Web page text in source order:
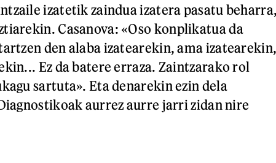
izatetik zaindua izatera pasatu
Casanova: «Oso konplikatua da
den alaba izatearekin, ama
Ez da batere erraza. Zaintzarako rol
sartuta». Eta denarekin ezin dela
aurrez aurre jarri zidan nire